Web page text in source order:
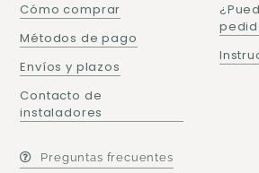
Cómo comprar
Métodos de pago
Envíos y plazos
Contacto de
instaladores
Preguntas frecuentes